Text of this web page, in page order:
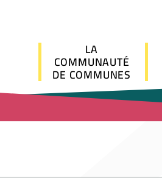
Menu principal
LA
COMMUNAUTÉ
DE COMMUNES